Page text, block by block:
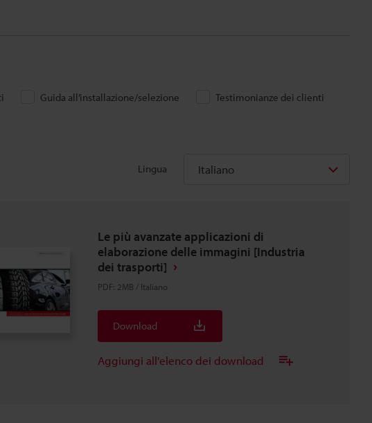
Guida all’installazione/selezione
Testimonianze dei clienti
Lingua Italiano
Le più avanzate applicazioni di
elaborazione delle immagini [Industria
dei trasporti]
PDF: 2MB / Italiano
Download
Aggiungi all'elenco dei download